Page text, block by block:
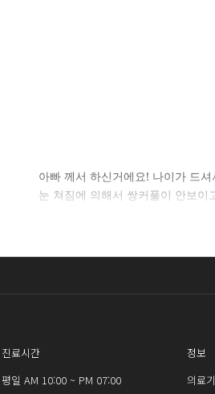
아빠 께서 하신거에요! 나이가 드
눈 쳐짐에 의해서 쌍커풀이 안보
진료시간
평일 AM 10:00 ~ PM 07:00
정보
의료